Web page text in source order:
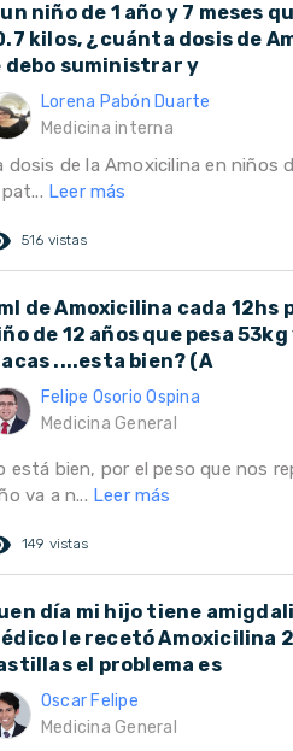
niño de 1 año y 7 meses
kilos, ¿cuánta dosis de
debo suministrar y
Lorena Pabón Duarte
Medicina interna
dosis de la Amoxicilina en niños
Leer más
516 vistas
de Amoxicilina cada 12hs
de 12 años que pesa
....esta bien? (A
Felipe Osorio Ospina
Medicina General
está bien, por el peso que nos
va a n... Leer más
149 vistas
día mi hijo tiene
le recetó Amoxicilina
el problema es
Oscar Felipe
Medicina General